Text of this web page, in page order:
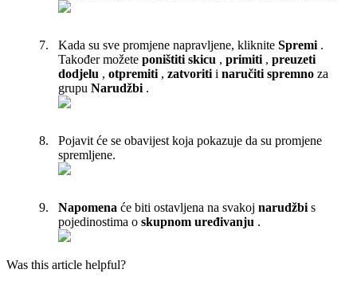
Kada su sve promjene napravljene, kliknite Spremi .
Također možete poništiti skicu , primiti , preuzeti
dodjelu , otpremiti , zatvoriti i naručiti spremno za
grupu Narudžbi .
Pojavit će se obavijest koja pokazuje da su promjene
spremljene.
Napomena će biti ostavljena na svakoj narudžbi s
pojedinostima o skupnom uređivanju .
Was this article helpful?